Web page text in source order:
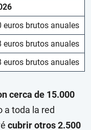
euros brutos anuales
euros brutos anuales
euros brutos anuales
cerca de 15.000
a toda la red
cubrir otros 2.500